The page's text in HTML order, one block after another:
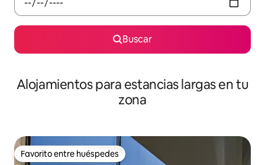
Buscar
Alojamientos para estancias largas en tu
zona
Favorito entre huéspedes
Favorito entre huéspedes